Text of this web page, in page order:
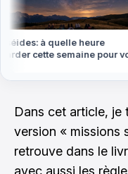
à quelle heure
cette semaine pour voir
Dans cet article, je
version « missions
retrouve dans le
avec aussi les